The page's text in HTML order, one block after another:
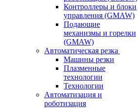
Контроллеры и блоки
управления (GMAW)
Подающие
механизмы и горелки
(GMAW)
Автоматическая резка
Машины резки
Плазменные
технологии
Технологии
Автоматизация и
роботизация